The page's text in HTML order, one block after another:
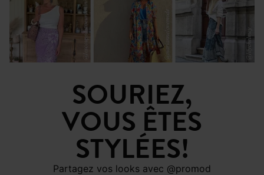
SOURIEZ,
VOUS ÊTES
STYLÉES!
Partagez vos looks avec @promod